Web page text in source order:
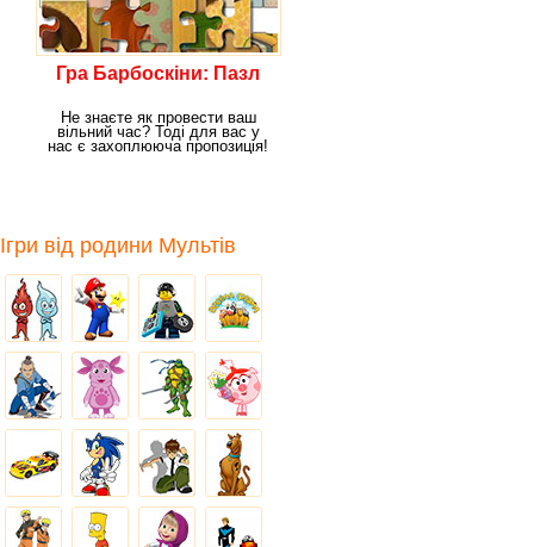
Гра Барбоскіни: Пазл
Не знаєте як провести ваш
вільний час? Тоді для вас у
нас є захоплююча пропозиція!
Ігри від родини Мультів